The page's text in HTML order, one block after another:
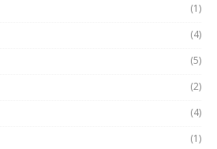
(1)
(4)
(5)
(2)
(4)
(1)